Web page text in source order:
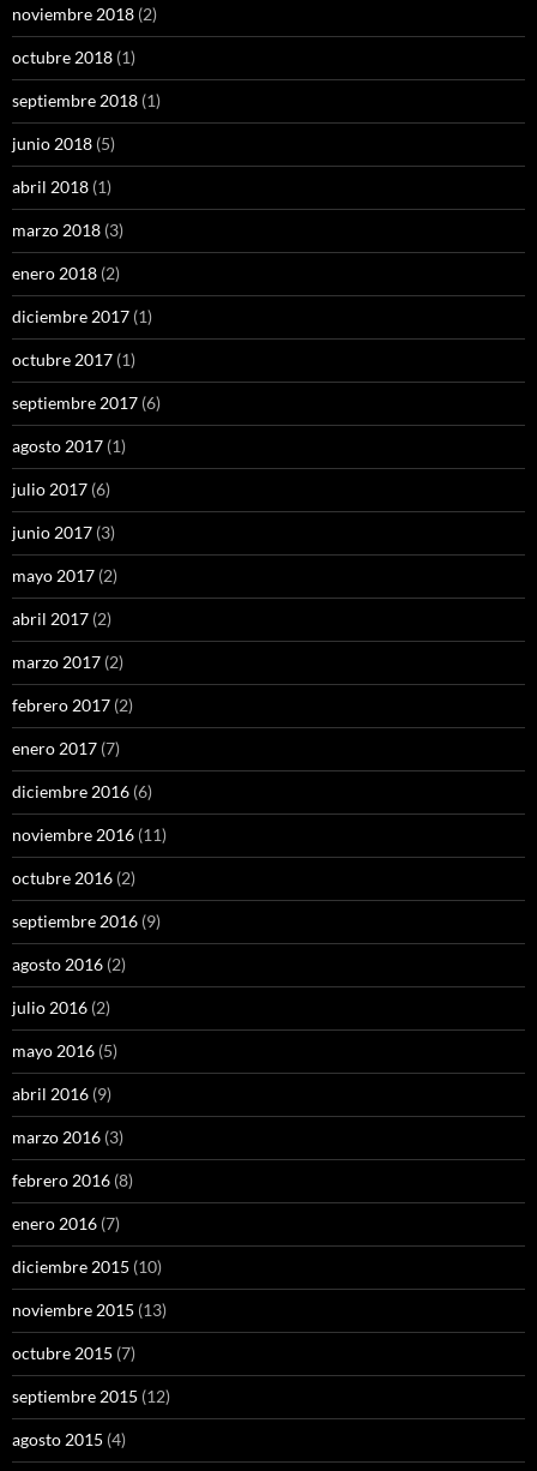
noviembre 2018 (2)
octubre 2018 (1)
septiembre 2018 (1)
junio 2018 (5)
abril 2018 (1)
marzo 2018 (3)
enero 2018 (2)
diciembre 2017 (1)
octubre 2017 (1)
septiembre 2017 (6)
agosto 2017 (1)
julio 2017 (6)
junio 2017 (3)
mayo 2017 (2)
abril 2017 (2)
marzo 2017 (2)
febrero 2017 (2)
enero 2017 (7)
diciembre 2016 (6)
noviembre 2016 (11)
octubre 2016 (2)
septiembre 2016 (9)
agosto 2016 (2)
julio 2016 (2)
mayo 2016 (5)
abril 2016 (9)
marzo 2016 (3)
febrero 2016 (8)
enero 2016 (7)
diciembre 2015 (10)
noviembre 2015 (13)
octubre 2015 (7)
septiembre 2015 (12)
agosto 2015 (4)